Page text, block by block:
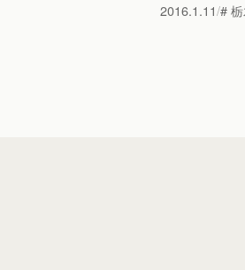
2016.1.11